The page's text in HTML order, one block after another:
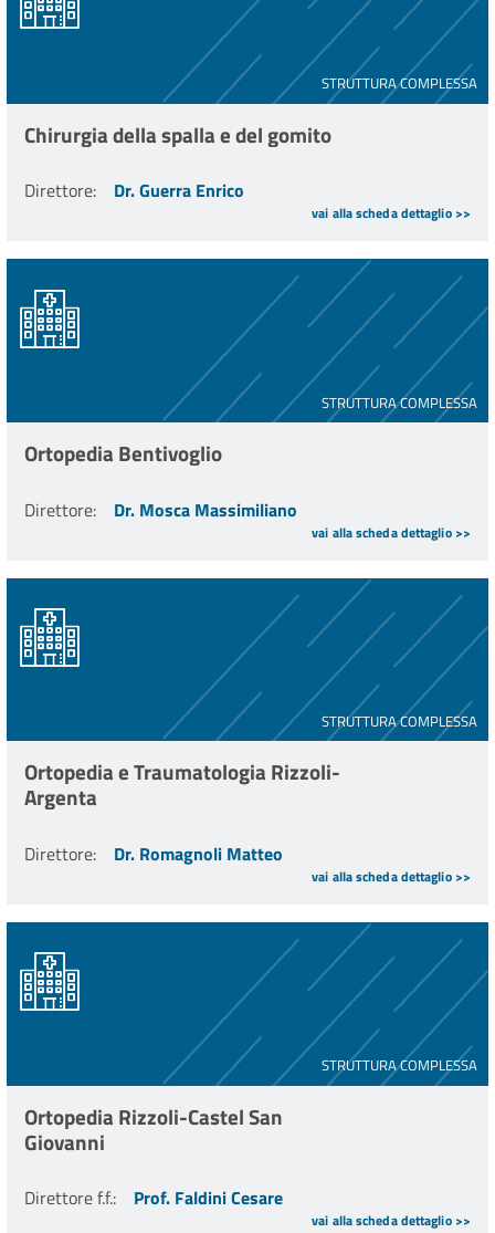
STRUTTURA COMPLESSA
Chirurgia della spalla e del gomito
Direttore: Dr. Guerra Enrico
vai alla scheda dettaglio >>
STRUTTURA COMPLESSA
Ortopedia Bentivoglio
Direttore: Dr. Mosca Massimiliano
vai alla scheda dettaglio >>
STRUTTURA COMPLESSA
Ortopedia e Traumatologia Rizzoli-
Argenta
Direttore: Dr. Romagnoli Matteo
vai alla scheda dettaglio >>
STRUTTURA COMPLESSA
Ortopedia Rizzoli-Castel San
Giovanni
Direttore f.f.: Prof. Faldini Cesare
vai alla scheda dettaglio >>